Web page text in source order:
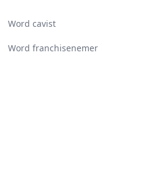
Word cavist
Word franchisenemer